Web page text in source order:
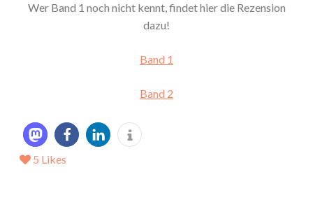
Wer Band 1 noch nicht kennt, findet hier die Rezension
dazu!
Band 1
Band 2
5 Likes